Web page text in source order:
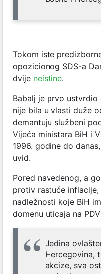
Tokom iste
opozicionog SDS-a
dvije neistine.
Babalj je prvo
nije bila u vlasti duže
demantuju službeni
Vijeća ministara BiH i
1996. godine do
uvid.
Pored navedenog, a
protiv rastuće
nadležnosti koje BiH
domenu uticaja na
Jedina
Hercegovina,
akcize, sva